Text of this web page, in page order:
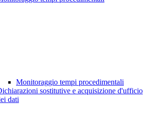
Monitoraggio tempi procedimentali
sostitutive e acquisizione d'ufficio
dati